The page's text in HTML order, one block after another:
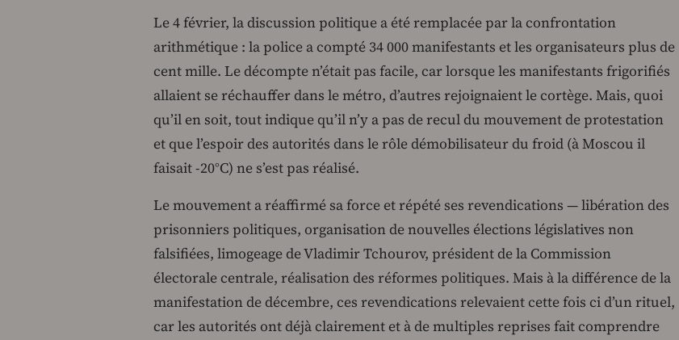
Le 4 février, la discussion politique a été remplacée par la confrontation
arithmétique : la police a compté 34 000 manifestants et les organisateurs plus de
cent mille. Le décompte n’était pas facile, car lorsque les manifestants frigorifiés
allaient se réchauffer dans le métro, d’autres rejoignaient le cortège. Mais, quoi
qu’il en soit, tout indique qu’il n’y a pas de recul du mouvement de protestation
et que l’espoir des autorités dans le rôle démobilisateur du froid (à Moscou il
faisait -20°C) ne s’est pas réalisé.
Le mouvement a réaffirmé sa force et répété ses revendications — libération des
prisonniers politiques, organisation de nouvelles élections législatives non
falsifiées, limogeage de Vladimir Tchourov, président de la Commission
électorale centrale, réalisation des réformes politiques. Mais à la différence de la
manifestation de décembre, ces revendications relevaient cette fois ci d’un rituel,
car les autorités ont déjà clairement et à de multiples reprises fait comprendre